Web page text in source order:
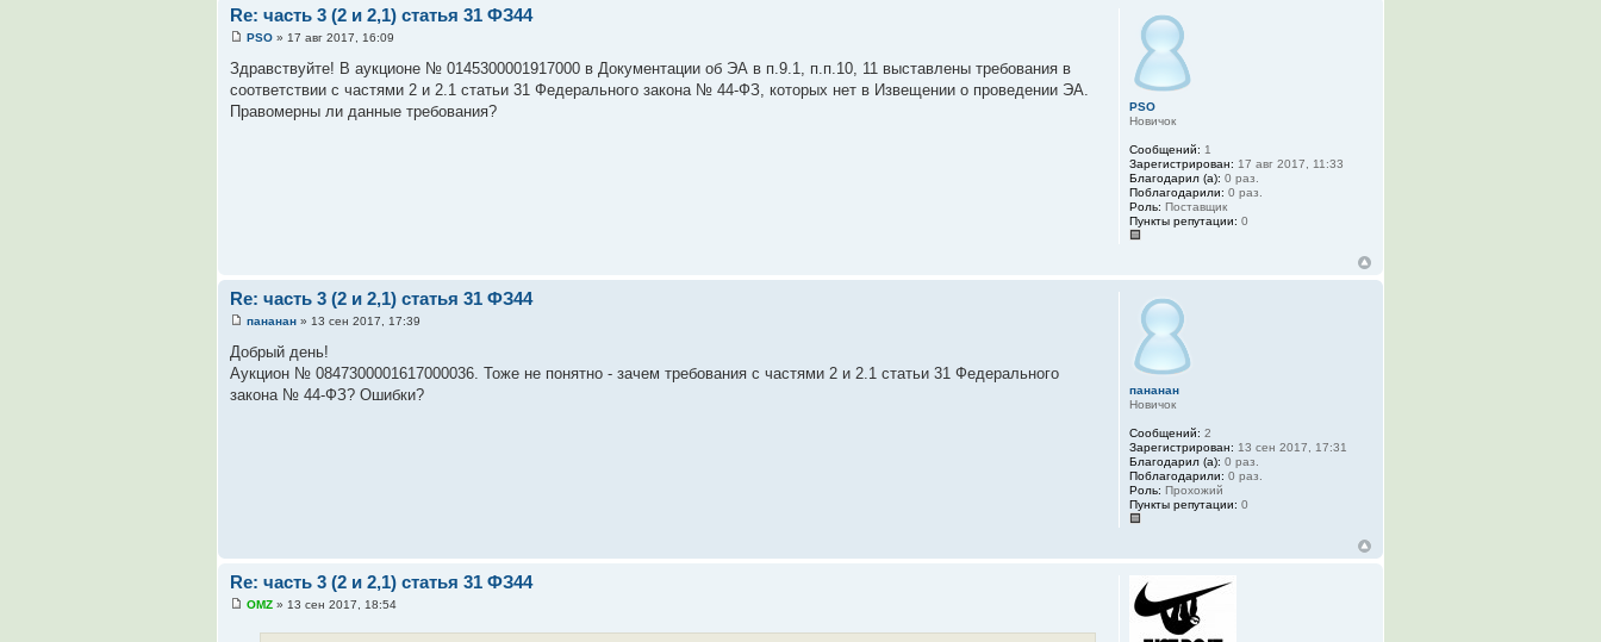
Re: часть 3 (2 и 2,1) статья 31 ФЗ44
PSO » 17 авг 2017, 16:09
Здравствуйте! В аукционе № 0145300001917000 в Документации об ЭА в п.9.1, п.п.10, 11 выставлены требования в
соответствии с частями 2 и 2.1 статьи 31 Федерального закона № 44-ФЗ, которых нет в Извещении о проведении ЭА.
Правомерны ли данные требования?
PSO
Новичок
Сообщений: 1
Зарегистрирован: 17 авг 2017, 11:33
Благодарил (а): 0 раз.
Поблагодарили: 0 раз.
Роль: Поставщик
Пункты репутации: 0
Re: часть 3 (2 и 2,1) статья 31 ФЗ44
пананан » 13 сен 2017, 17:39
Добрый день!
Аукцион № 0847300001617000036. Тоже не понятно - зачем требования с частями 2 и 2.1 статьи 31 Федерального
закона № 44-ФЗ? Ошибки?
пананан
Новичок
Сообщений: 2
Зарегистрирован: 13 сен 2017, 17:31
Благодарил (а): 0 раз.
Поблагодарили: 0 раз.
Роль: Прохожий
Пункты репутации: 0
Re: часть 3 (2 и 2,1) статья 31 ФЗ44
OMZ » 13 сен 2017, 18:54